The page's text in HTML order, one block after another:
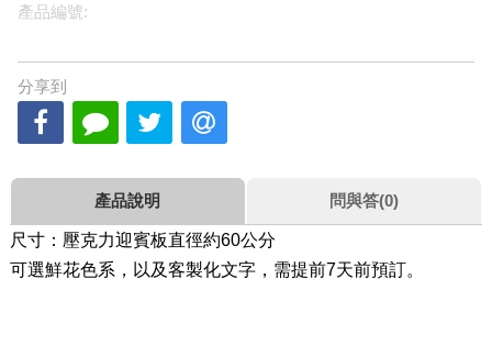
產品編號:
分享到
產品說明 問與答(0)
尺寸：壓克力迎賓板直徑約60公分
可選鮮花色系，以及客製化文字，需提前7天前預訂。